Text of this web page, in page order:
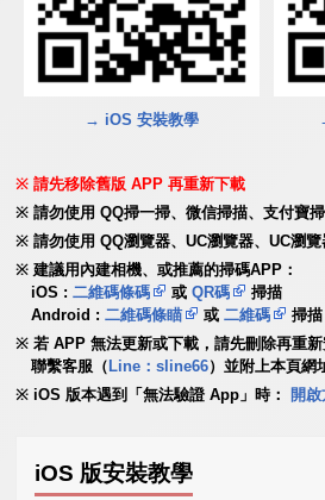
→ iOS 安裝教學
請先移除舊版 APP 再重新下載
請勿使用 QQ掃一掃、微信掃描、支付寶
請勿使用 QQ瀏覽器、UC瀏覽器、UC瀏
建議用內建相機、或推薦的掃碼APP：
iOS :二維碼條碼 或QR碼
掃描
Android :二維碼條瞄 或二維碼
掃描
若 APP 無法更新或下載，請先刪除再重
聯繫客服（ Line：sline66）並附上本頁網
iOS 版本遇到「無法驗證 App」時：
開
iOS 版安裝教學